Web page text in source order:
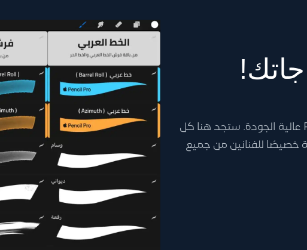
ارتقِ بفنك الرقمي إلى آفاق جديدة مع فرش Procreate عالية الجودة. ستجد هنا كل
خصيصًا للفنانين من جميع